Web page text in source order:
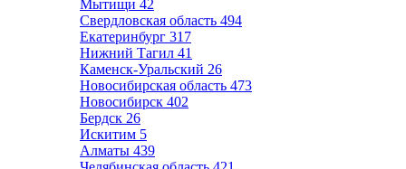
Мытищи 42
Свердловская область 494
Екатеринбург 317
Нижний Тагил 41
Каменск-Уральский 26
Новосибирская область 473
Новосибирск 402
Бердск 26
Искитим 5
Алматы 439